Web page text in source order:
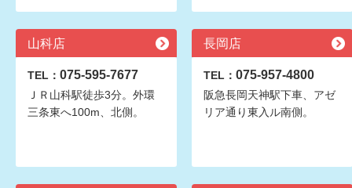
山科店
TEL： 075-595-7677
ＪＲ山科駅徒歩3分。外環
三条東へ100m、北側。
長岡店
TEL： 075-957-4800
阪急長岡天神駅下車、アゼ
リア通り東入ル南側。